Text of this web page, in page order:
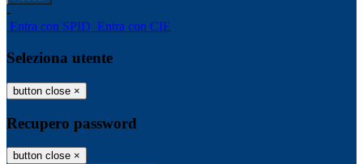
-
Entra con SPID Entra con CIE
Seleziona utente
button close ×
Recupero password
button close ×